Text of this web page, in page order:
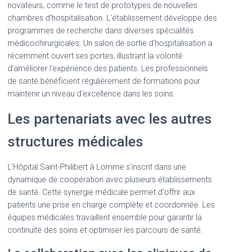
novateurs, comme le test de prototypes de nouvelles
chambres d'hospitalisation. L'établissement développe des
programmes de recherche dans diverses spécialités
médicochirurgicales. Un salon de sortie d'hospitalisation a
récemment ouvert ses portes, illustrant la volonté
d'améliorer l'expérience des patients. Les professionnels
de santé bénéficient régulièrement de formations pour
maintenir un niveau d'excellence dans les soins.
Les partenariats avec les autres
structures médicales
L'Hôpital Saint-Philibert à Lomme s'inscrit dans une
dynamique de coopération avec plusieurs établissements
de santé. Cette synergie médicale permet d'offrir aux
patients une prise en charge complète et coordonnée. Les
équipes médicales travaillent ensemble pour garantir la
continuité des soins et optimiser les parcours de santé.